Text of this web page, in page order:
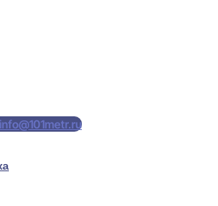
info@101metr.ru